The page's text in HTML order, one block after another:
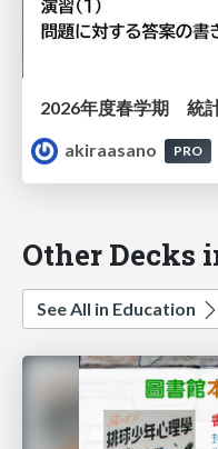
akiraasano
PRO
Other Decks
See All in Education